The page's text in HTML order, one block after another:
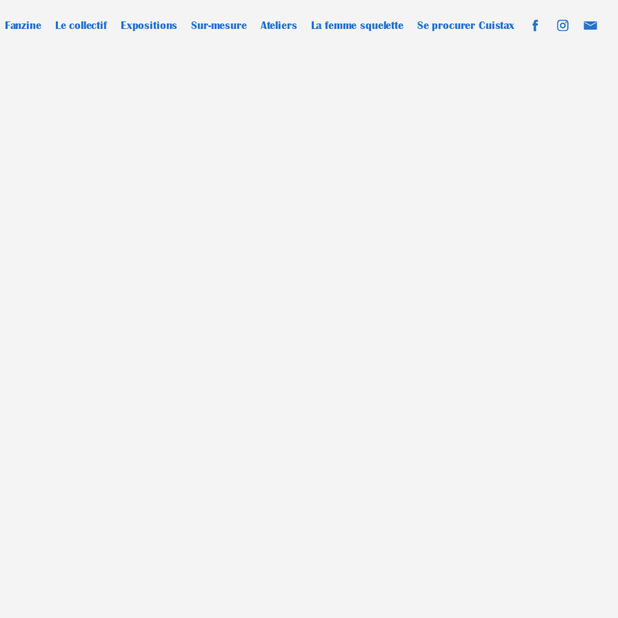
Fanzine Le collectif Expositions Sur-mesure Ateliers La femme squelette Se procurer Cuistax